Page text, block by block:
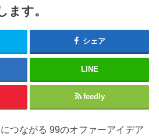
ます。
シェア
LINE
feedly
つながる 99のオファーアイデア